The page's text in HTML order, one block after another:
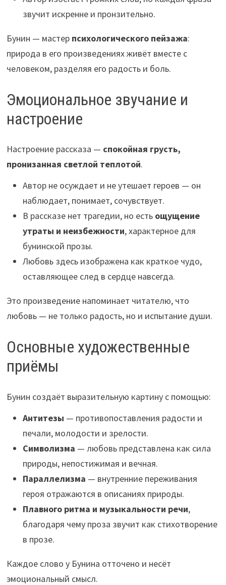
звучит искренне и пронзительно.
Бунин — мастер психологического пейзажа:
природа в его произведениях живёт вместе с
человеком, разделяя его радость и боль.
Эмоциональное звучание и
настроение
Настроение рассказа — спокойная грусть,
пронизанная светлой теплотой.
Автор не осуждает и не утешает героев — он
наблюдает, понимает, сочувствует.
В рассказе нет трагедии, но есть ощущение
утраты и неизбежности, характерное для
бунинской прозы.
Любовь здесь изображена как краткое чудо,
оставляющее след в сердце навсегда.
Это произведение напоминает читателю, что
любовь — не только радость, но и испытание души.
Основные художественные
приёмы
Бунин создаёт выразительную картину с помощью:
Антитезы — противопоставления радости и
печали, молодости и зрелости.
Символизма — любовь представлена как сила
природы, непостижимая и вечная.
Параллелизма — внутренние переживания
героя отражаются в описаниях природы.
Плавного ритма и музыкальности речи,
благодаря чему проза звучит как стихотворение
в прозе.
Каждое слово у Бунина отточено и несёт
эмоциональный смысл.